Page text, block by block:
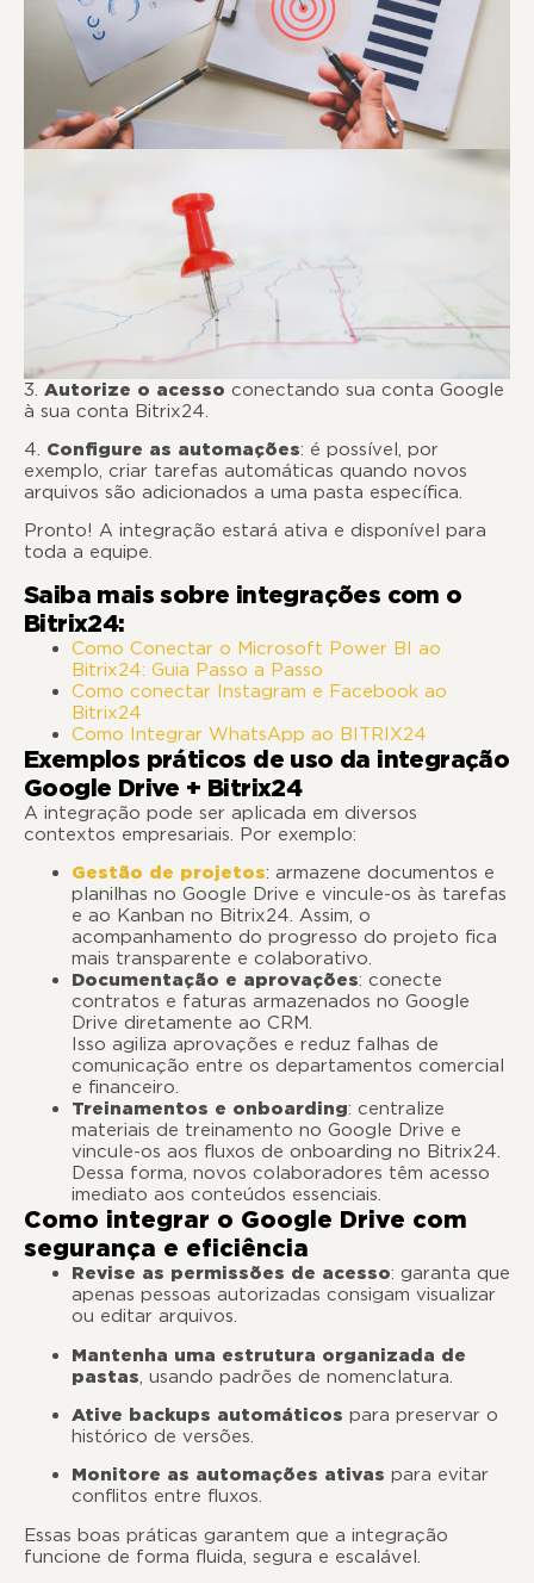
3. Autorize o acesso conectando sua conta Google
à sua conta Bitrix24.
4. Configure as automações: é possível, por
exemplo, criar tarefas automáticas quando novos
arquivos são adicionados a uma pasta específica.
Pronto! A integração estará ativa e disponível para
toda a equipe.
Saiba mais sobre integrações com o
Bitrix24:
Como Conectar o Microsoft Power BI ao
Bitrix24: Guia Passo a Passo
Como conectar Instagram e Facebook ao
Bitrix24
Como Integrar WhatsApp ao BITRIX24
Exemplos práticos de uso da integração
Google Drive + Bitrix24
A integração pode ser aplicada em diversos
contextos empresariais. Por exemplo:
Gestão de projetos: armazene documentos e
planilhas no Google Drive e vincule-os às tarefas
e ao Kanban no Bitrix24. Assim, o
acompanhamento do progresso do projeto fica
mais transparente e colaborativo.
Documentação e aprovações: conecte
contratos e faturas armazenados no Google
Drive diretamente ao CRM.
Isso agiliza aprovações e reduz falhas de
comunicação entre os departamentos comercial
e financeiro.
Treinamentos e onboarding: centralize
materiais de treinamento no Google Drive e
vincule-os aos fluxos de onboarding no Bitrix24.
Dessa forma, novos colaboradores têm acesso
imediato aos conteúdos essenciais.
Como integrar o Google Drive com
segurança e eficiência
Revise as permissões de acesso: garanta que
apenas pessoas autorizadas consigam visualizar
ou editar arquivos.
Mantenha uma estrutura organizada de
pastas , usando padrões de nomenclatura.
Ative backups automáticos para preservar o
histórico de versões.
Monitore as automações ativas para evitar
conflitos entre fluxos.
Essas boas práticas garantem que a integração
funcione de forma fluida, segura e escalável.